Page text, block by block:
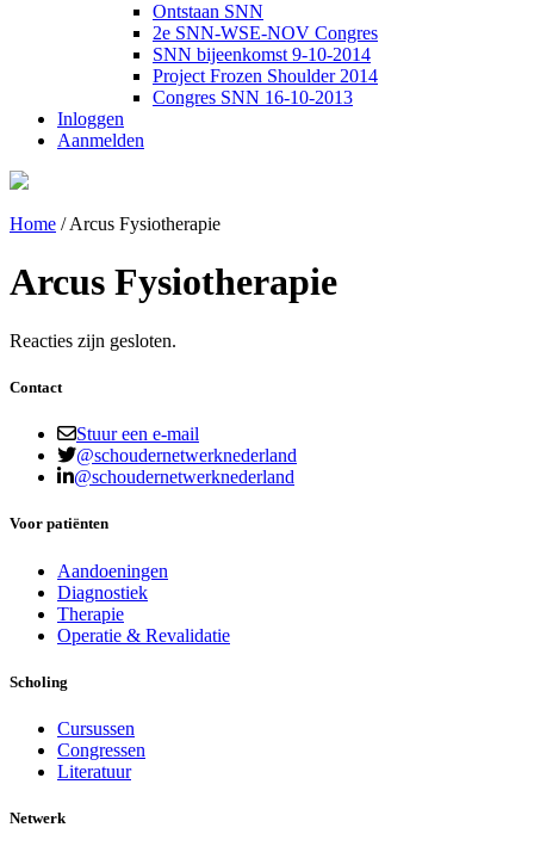
Ontstaan SNN
2e SNN-WSE-NOV Congres
SNN bijeenkomst 9-10-2014
Project Frozen Shoulder 2014
Congres SNN 16-10-2013
Inloggen
Aanmelden
Home /Arcus Fysiotherapie
Arcus Fysiotherapie
Reacties zijn gesloten.
Contact
Stuur een e-mail
@schoudernetwerknederland
@schoudernetwerknederland
Voor patiënten
Aandoeningen
Diagnostiek
Therapie
Operatie & Revalidatie
Scholing
Cursussen
Congressen
Literatuur
Netwerk